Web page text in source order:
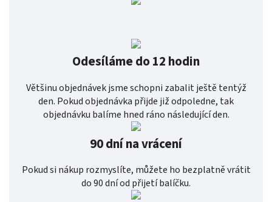
Odesíláme do 12 hodin
Většinu objednávek jsme schopni zabalit ještě tentýž
den. Pokud objednávka přijde již odpoledne, tak
objednávku balíme hned ráno následující den.
90 dní na vrácení
Pokud si nákup rozmyslíte, můžete ho bezplatně vrátit
do 90 dní od přijetí balíčku.